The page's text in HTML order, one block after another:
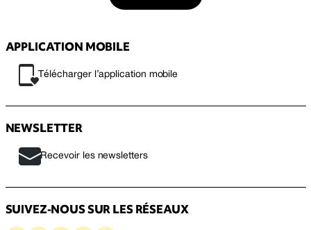
APPLICATION MOBILE
Télécharger l’application mobile
NEWSLETTER
Recevoir les newsletters
SUIVEZ-NOUS SUR LES RÉSEAUX